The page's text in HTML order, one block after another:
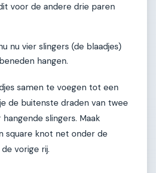
voor de andere drie paren
nu vier slingers (de blaadjes)
hangen.
samen te voegen tot een
de buitenste draden van twee
hangende slingers. Maak
square knot net onder de
vorige rij.